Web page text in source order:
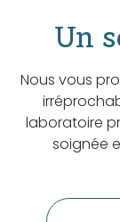
Un
Nous vous
laboratoire
soignée